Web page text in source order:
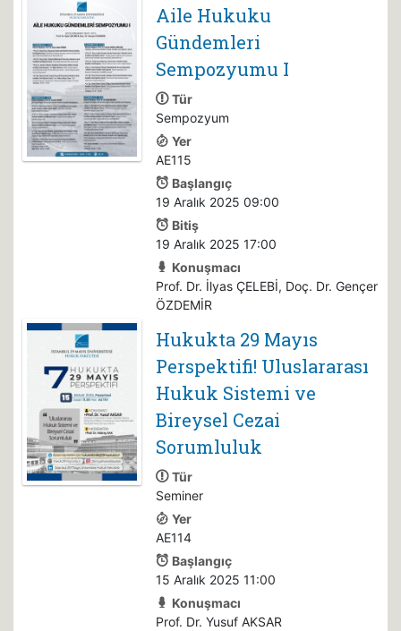
Aile Hukuku
Gündemleri
Sempozyumu I
Tür
Sempozyum
Yer
AE115
Başlangıç
19 Aralık 2025 09:00
Bitiş
19 Aralık 2025 17:00
Konuşmacı
Prof. Dr. İlyas ÇELEBİ, Doç. Dr. Gençer
ÖZDEMİR
Hukukta 29 Mayıs
Perspektifi! Uluslararası
Hukuk Sistemi ve
Bireysel Cezai
Sorumluluk
Tür
Seminer
Yer
AE114
Başlangıç
15 Aralık 2025 11:00
Konuşmacı
Prof. Dr. Yusuf AKSAR